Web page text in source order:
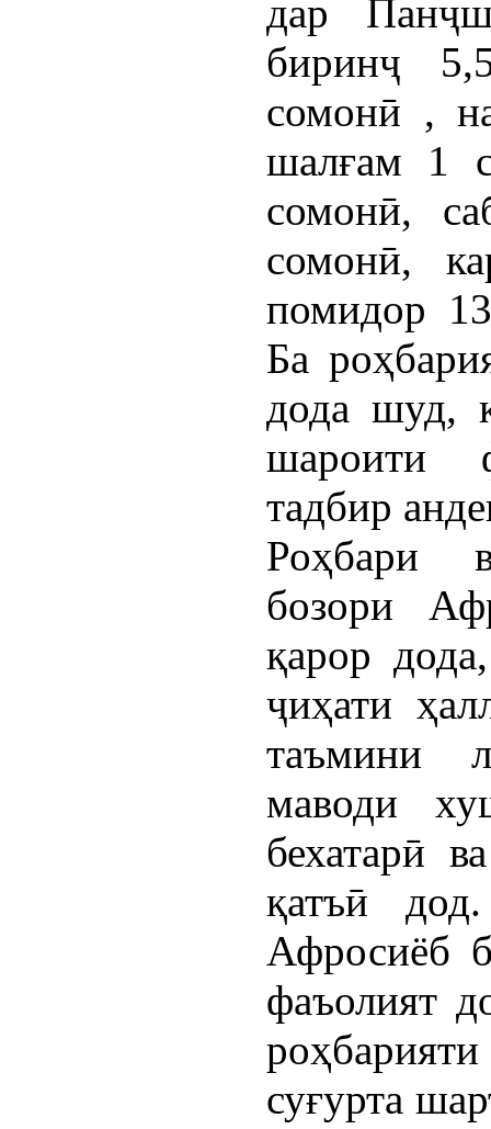
дар
биринҷ
сомонӣ ,
шалғам 1
сомонӣ,
сомонӣ,
помидор
Ба
дода шуд,
шароити
тадбир
Роҳбари
бозори
қарор
ҷиҳати
таъмини
маводи
бехатарӣ
қатъӣ
Афросиёб
фаъолият
суғурта